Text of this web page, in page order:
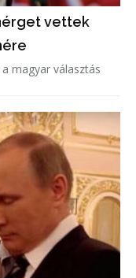
vettek
magyar választás